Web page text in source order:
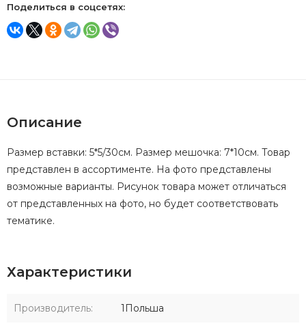
Поделиться в соцсетях:
Описание
Размер вставки: 5*5/30см. Размер мешочка: 7*10см. Товар
представлен в ассортименте. На фото представлены
возможные варианты. Рисунок товара может отличаться
от представленных на фото, но будет соответствовать
тематике.
Характеристики
Производитель: 1Польша